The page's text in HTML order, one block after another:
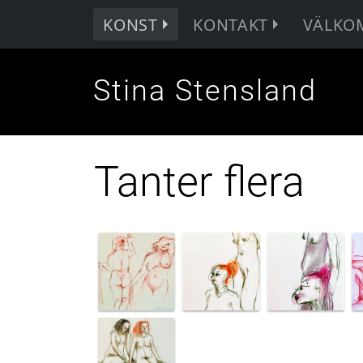
KONST KONTAKT
Stina Stensland
Tanter flera